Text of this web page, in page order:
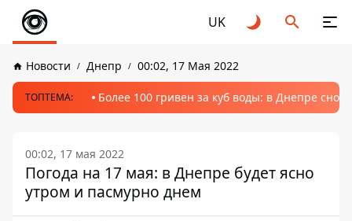
UK
Новости Днепр 00:02, 17 Мая 2022
ТОПТЕМА: Более 100 гривен за куб воды: в Днепре
00:02, 17 мая 2022
Погода на 17 мая: в Днепре будет ясно
утром и пасмурно днем